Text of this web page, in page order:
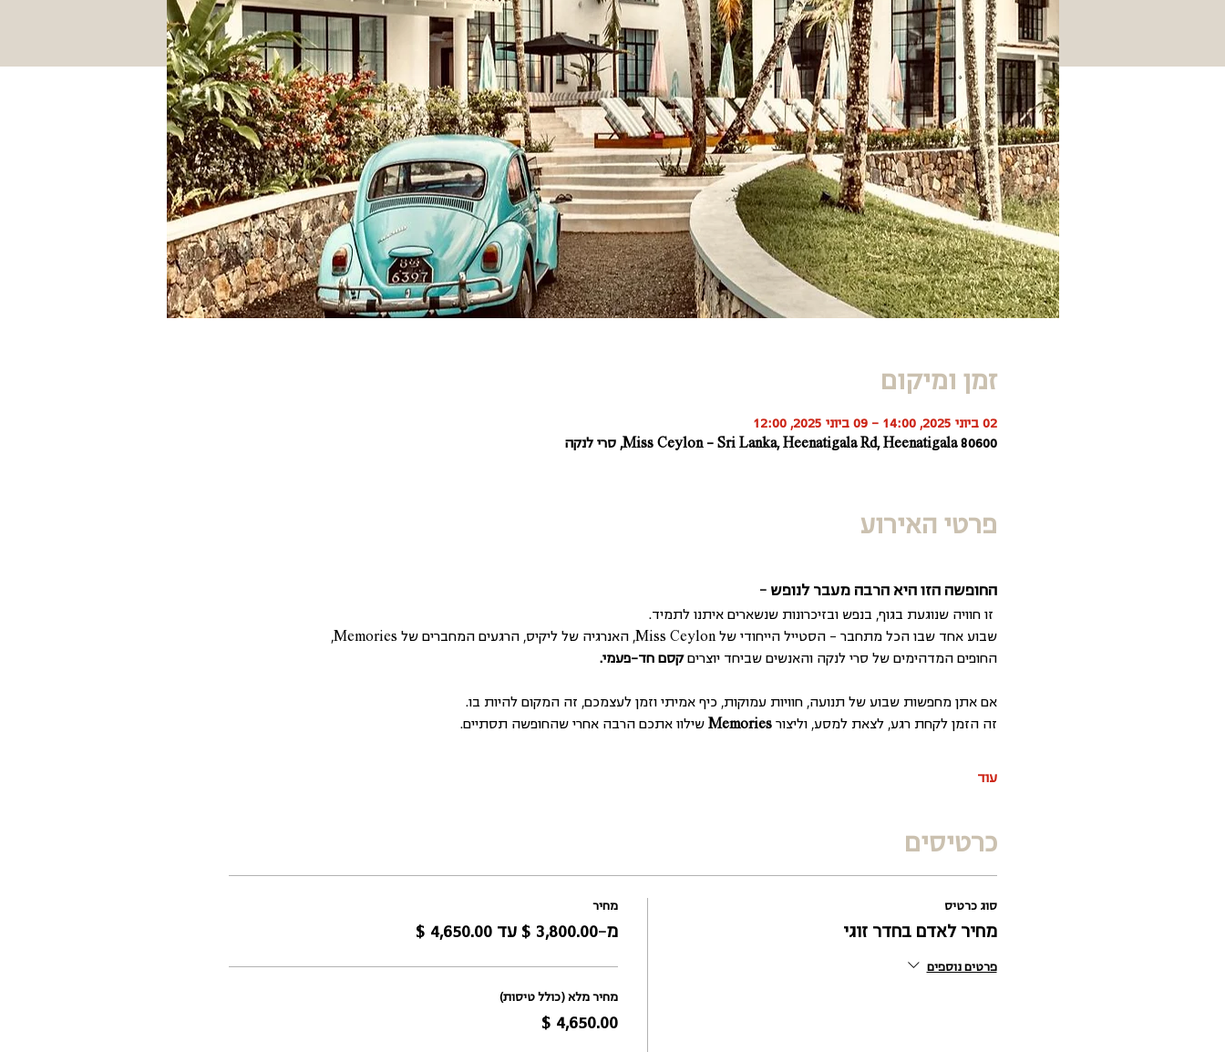
זמן ומיקום
02 ביוני 2025, 14:00 – 09 ביוני 2025, 12:00
Miss Ceylon - Sri Lanka, Heenatigala Rd, Heenatigala 80600, סרי לנקה
פרטי האירוע
החופשה הזו היא הרבה מעבר לנופש –
שבוע אחד שבו הכל מתחבר – הסטייל הייחודי של Miss Ceylon, האנרגיה של ליקיס, הרגעים המחברים של Memories,
החופים המדהימים של סרי לנקה והאנשים שביחד יוצרים קסם חד-פעמי.
אם אתן מחפשות שבוע של תנועה, חוויות עמוקות, כיף אמיתי וזמן לעצמכם, זה המקום להיות בו.
זה הזמן לקחת רגע, לצאת למסע, וליצור Memories שילוו אתכם הרבה אחרי שהחופשה תסתיים.
עוד
כרטיסים
סוג כרטיס
מחיר לאדם בחדר זוגי
פרטים נוספים
מחיר
מ-‏3,800.00 ‏$ עד ‏4,650.00 ‏$
מחיר מלא (כולל טיסות)